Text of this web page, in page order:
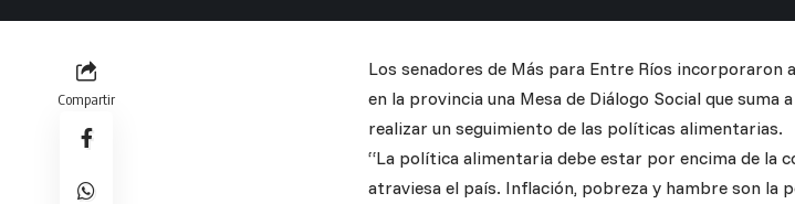
Compartir
Los senadores de Más para Entre Ríos incorporaron
en la provincia una Mesa de Diálogo Social que suma
realizar un seguimiento de las políticas alimentarias.
“La política alimentaria debe estar por encima de la
atraviesa el país. Inflación, pobreza y hambre son la